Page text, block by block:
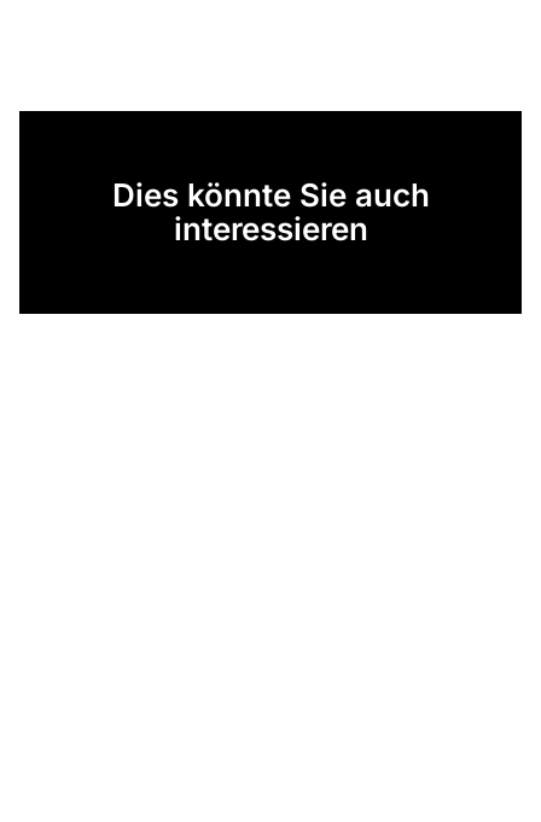
Dies könnte Sie auch
interessieren